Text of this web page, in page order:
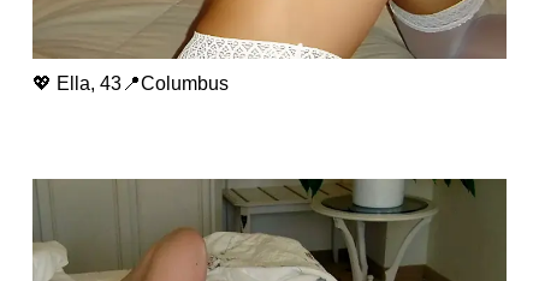
💖 Ella, 43📍Columbus